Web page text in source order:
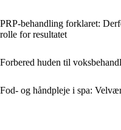
PRP-behandling forklaret:
rolle for resultatet
Forbered huden til
Fod- og håndpleje i spa: